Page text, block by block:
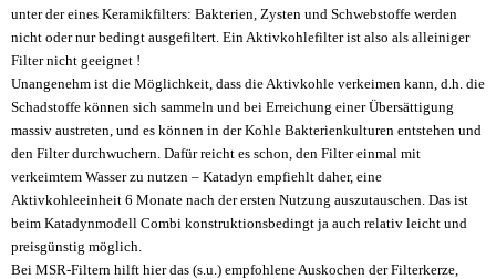
unter der eines Keramikfilters: Bakterien, Zysten und Schwebstoffe werden
nicht oder nur bedingt ausgefiltert. Ein Aktivkohlefilter ist also als alleiniger
Filter nicht geeignet !
Unangenehm ist die Möglichkeit, dass die Aktivkohle verkeimen kann, d.h. die
Schadstoffe können sich sammeln und bei Erreichung einer Übersättigung
massiv austreten, und es können in der Kohle Bakterienkulturen entstehen und
den Filter durchwuchern. Dafür reicht es schon, den Filter einmal mit
verkeimtem Wasser zu nutzen – Katadyn empfiehlt daher, eine
Aktivkohleeinheit 6 Monate nach der ersten Nutzung auszutauschen. Das ist
beim Katadynmodell Combi konstruktionsbedingt ja auch relativ leicht und
preisgünstig möglich.
Bei MSR-Filtern hilft hier das (s.u.) empfohlene Auskochen der Filterkerze,